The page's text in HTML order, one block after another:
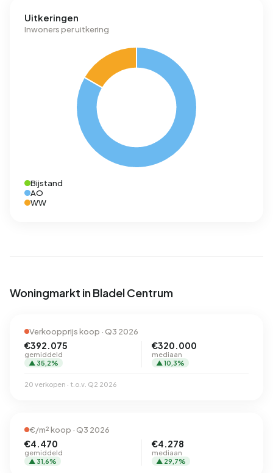
Uitkeringen
Inwoners per uitkering
Bijstand
AO
WW
Woningmarkt in Bladel Centrum
Verkoopprijs koop · Q3 2026
€392.075
gemiddeld
▲ 35,2%
€320.000
mediaan
▲ 10,3%
20 verkopen · t.o.v. Q2 2026
€/m² koop · Q3 2026
€4.470
gemiddeld
▲ 31,6%
€4.278
mediaan
▲ 29,7%